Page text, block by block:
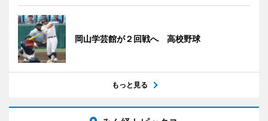
岡山学芸館が２回戦へ 高校野球
もっと見る